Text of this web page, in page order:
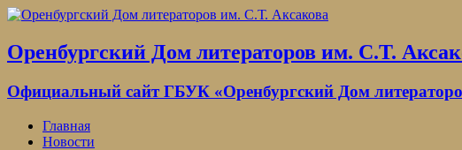
Оренбургский Дом литераторов им. С.Т.
Официальный сайт ГБУК «Оренбургский Дом
Главная
Новости